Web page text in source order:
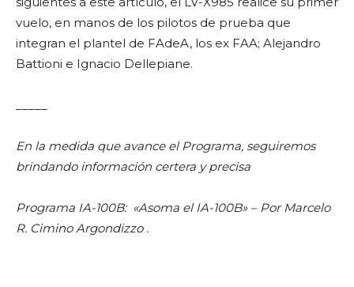
vuelo, en manos de los pilotos de prueba que
integran el plantel de FAdeA, los ex FAA; Alejandro
Battioni e Ignacio Dellepiane.
En la medida que avance el Programa, seguiremos
brindando información certera y precisa
Programa IA-100B: «Asoma el IA-100B» – Por Marcelo
R. Cimino Argondizzo .